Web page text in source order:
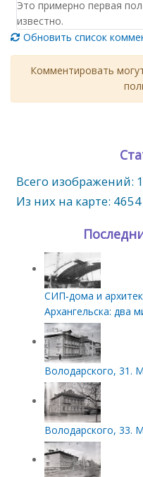
Это примерно первая
известно.
Обновить список
Комментировать
Всего изображений:
Из них на карте: 4654
СИП‑дома и
Архангельска: два
Володарского, 31.
Володарского, 33.